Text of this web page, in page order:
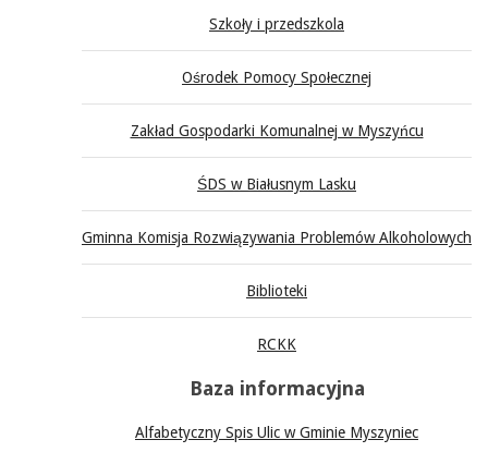
Szkoły i przedszkola
Ośrodek Pomocy Społecznej
Zakład Gospodarki Komunalnej w Myszyńcu
ŚDS w Białusnym Lasku
Gminna Komisja Rozwiązywania Problemów Alkoholowych
Biblioteki
RCKK
Baza informacyjna
Alfabetyczny Spis Ulic w Gminie Myszyniec